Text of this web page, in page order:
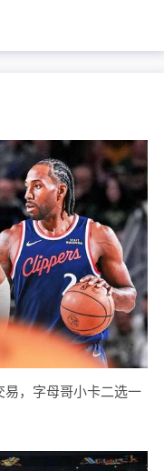
，字母哥小卡二选一